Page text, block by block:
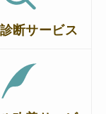
断サービス